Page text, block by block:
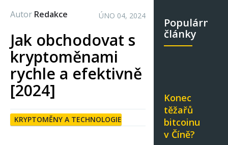
Autor Redakce ÚNO 04, 2024
Jak obchodovat s
kryptoměnami
rychle a efektivně
[2024]
KRYPTOMĚNY A TECHNOLOGIE
Populární
články
Konec
těžařů
bitcoinu
v Číně?